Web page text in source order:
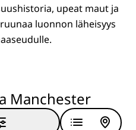
upeat maut ja
luonnon läheisyys
Manchester